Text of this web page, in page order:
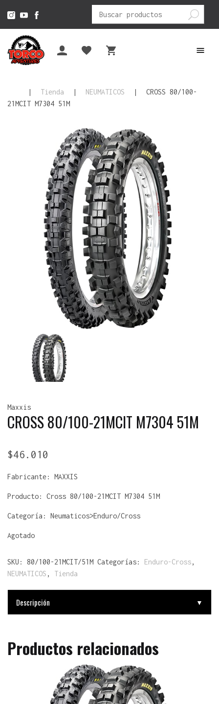
Buscar
por:
| Tienda | NEUMATICOS |
CROSS 80/100-
21MCIT M7304 51M
Maxxis
CROSS 80/100-21MCIT M7304 51M
$46.010
Fabricante: MAXXIS
Producto: Cross 80/100-21MCIT M7304 51M
Categoría: Neumaticos>Enduro/Cross
Agotado
SKU: 80/100-21MCIT/51M Categorías: Enduro-Cross,
NEUMATICOS , Tienda
Descripción ▼
Productos relacionados